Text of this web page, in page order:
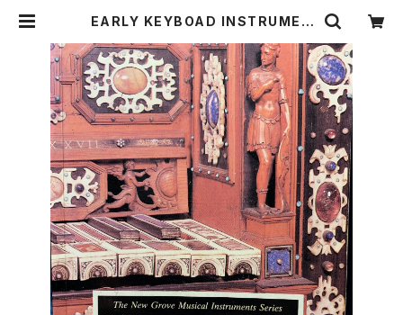
EARLY KEYBOAD INSTRUMEN
nstruments Series 【著者：Ed
win M.Ripin,Denzil Wraight,
G.Grant O'Brien,Howard Ferg
uson, John Caldwell, Howard
Schott,William Dowd】出版：MA
CMILLAN 1989年 | Birds' Tal
e Collective